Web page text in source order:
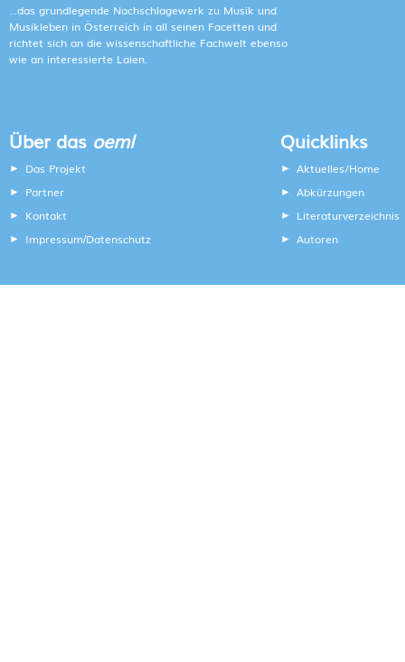
...das grundlegende Nachschlagewerk zu Musik und
Musikleben in Österreich in all seinen Facetten und
richtet sich an die wissenschaftliche Fachwelt ebenso
wie an interessierte Laien.
Über das oeml
Das Projekt
Partner
Kontakt
Impressum/Datenschutz
Quicklinks
Aktuelles/Home
Abkürzungen
Literaturverzeichnis
Autoren